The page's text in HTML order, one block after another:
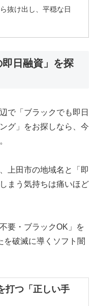
抜け出し、平穏な日
日融資」を探
で「ブラックでも即日
グ」をお探しなら、今
上田市の地域名と「即
まう気持ちは痛いほど
要・ブラックOK」を
を破滅に導くソフト闇
打つ「正しい手